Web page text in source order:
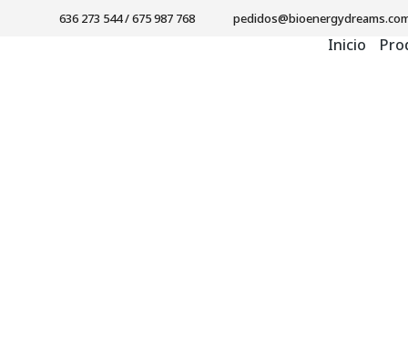
636 273 544/ 675 987 768
Inicio